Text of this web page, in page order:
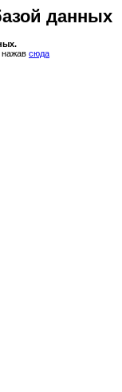
данных
нажав сюда